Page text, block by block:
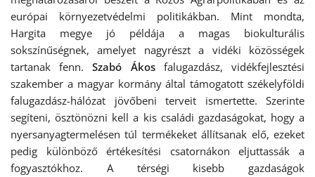
európai környezetvédelmi politikákban. Mint mondta,
Hargita megye jó példája a magas biokulturális
sokszínűségnek, amelyet nagyrészt a vidéki közösségek
tartanak fenn.Szabó Ákosfalugazdász, vidékfejlesztési
szakember a magyar kormány által támogatott székelyföldi
falugazdász-hálózat jövőbeni terveit ismertette. Szerinte
segíteni, ösztönözni kell a kis családi gazdaságokat, hogy a
nyersanyagtermelésen túl termékeket állítsanak elő, ezeket
pedig különböző értékesítési csatornákon eljuttassák a
fogyasztókhoz. A térségi kisebb gazdaságok